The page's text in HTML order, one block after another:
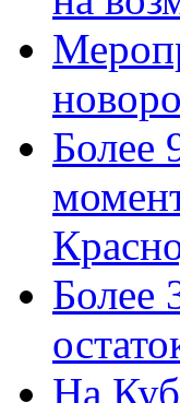
Более
Более
На